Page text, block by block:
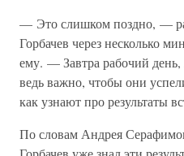
— Это слишком поздно, —
Горбачев через несколько
ему. — Завтра рабочий день,
ведь важно, чтобы они
как узнают про результаты
По словам Андрея